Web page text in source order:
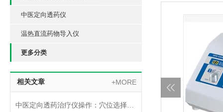
中医定向透药仪
温热直流药物导入仪
更多分类
相关文章 +MORE
中医定向透药治疗仪操作：穴位选择与参数设置指南